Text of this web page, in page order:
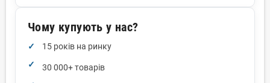
Чому купують у нас?
15 років на ринку
30 000+ товарів